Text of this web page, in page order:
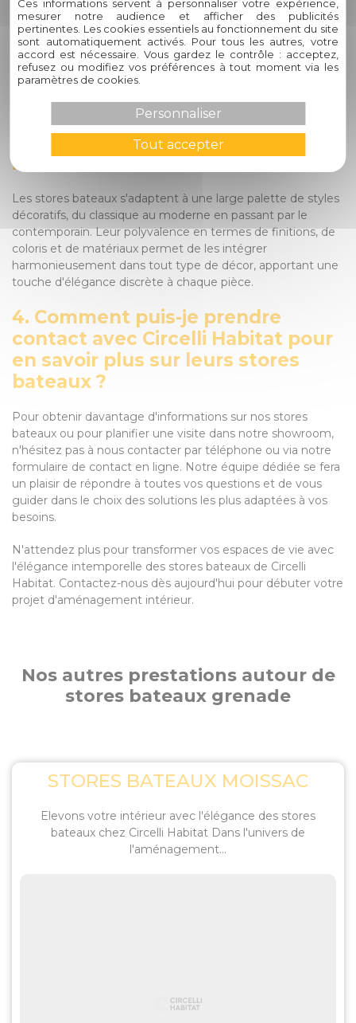
qualité exceptionnelle, leur personnalisation sur mesure et
leur service client attentif. En choisissant nos produits, vous
bénéficiez de l'expertise d'une entreprise familiale avec plus
de 60 ans d'expérience dans l'amélioration de l'habitat.
3. Comment puis-je savoir si les
stores bateaux conviennent à
mon style de décoration
intérieure ?
Les stores bateaux s'adaptent à une large palette de styles
décoratifs, du classique au moderne en passant par le
contemporain. Leur polyvalence en termes de finitions, de
coloris et de matériaux permet de les intégrer
harmonieusement dans tout type de décor, apportant une
touche d'élégance discrète à chaque pièce.
4. Comment puis-je prendre
contact avec Circelli Habitat pour
en savoir plus sur leurs stores
bateaux ?
Pour obtenir davantage d'informations sur nos stores
bateaux ou pour planifier une visite dans notre showroom,
n'hésitez pas à nous contacter par téléphone ou via notre
formulaire de contact en ligne. Notre équipe dédiée se fera
un plaisir de répondre à toutes vos questions et de vous
guider dans le choix des solutions les plus adaptées à vos
besoins.
N'attendez plus pour transformer vos espaces de vie avec
l'élégance intemporelle des stores bateaux de Circelli
Habitat. Contactez-nous dès aujourd'hui pour débuter votre
projet d'aménagement intérieur.
Nos autres prestations autour de
stores bateaux grenade
STORES BATEAUX MOISSAC
Elevons votre intérieur avec l'élégance des stores
bateaux chez Circelli Habitat Dans l'univers de
l'aménagement...
Ces informations servent à personnaliser votre expérience,
mesurer notre audience et afficher des publicités
pertinentes. Les cookies essentiels au fonctionnement du site
sont automatiquement activés. Pour tous les autres, votre
accord est nécessaire. Vous gardez le contrôle : acceptez,
refusez ou modifiez vos préférences à tout moment via les
paramètres de cookies.
Tout accepter
Personnaliser